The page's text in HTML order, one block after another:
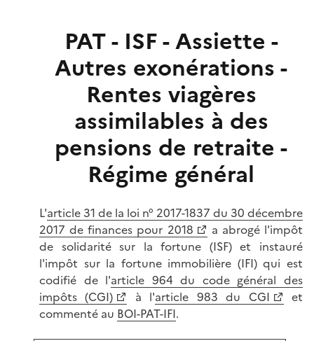
PAT - ISF - Assiette -
Autres exonérations -
Rentes viagères
assimilables à des
pensions de retraite -
Régime général
L'article 31 de la loi n° 2017-1837 du 30 décembre
2017 de finances pour 2018
a abrogé l'impôt
de solidarité sur la fortune (ISF) et instauré
l'impôt sur la fortune immobilière (IFI) qui est
codifié de l'article 964 du code général des
impôts (CGI)
à l'article 983 du CGI
et
commenté au BOI-PAT-IFI.